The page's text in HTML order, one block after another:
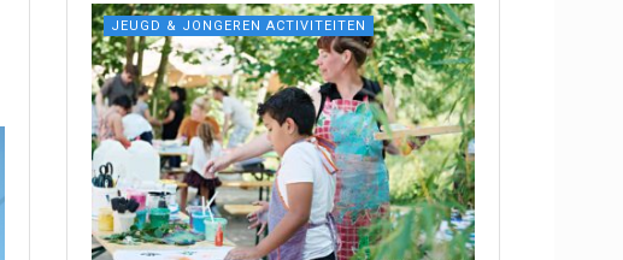
JEUGD & JONGEREN ACTIVITEITEN